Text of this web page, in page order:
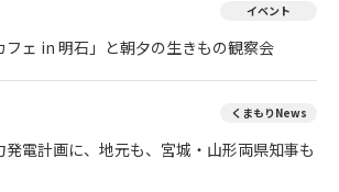
イベント
フェ in 明石」と朝夕の生きもの観察会
くまもりNews
電計画に、地元も、宮城・山形両県知事も